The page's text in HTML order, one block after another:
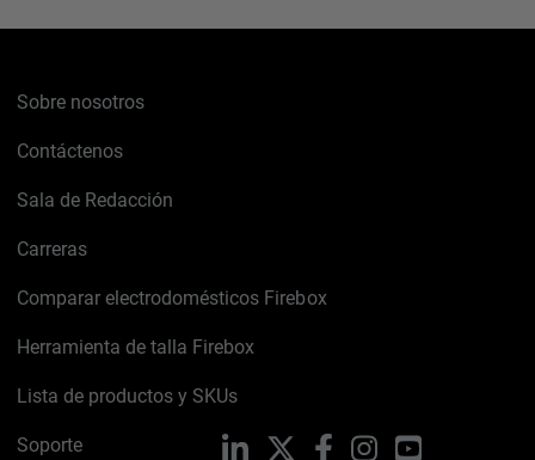
Sobre nosotros
Contáctenos
Sala de Redacción
Carreras
Comparar electrodomésticos Firebox
Herramienta de talla Firebox
Lista de productos y SKUs
Soporte LinkedIn FacebookInstagramYouTube